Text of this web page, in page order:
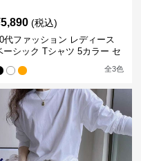
5,890 (税込)
代ファッション レディース
ーシック Tシャツ 5カラー セ
全3色